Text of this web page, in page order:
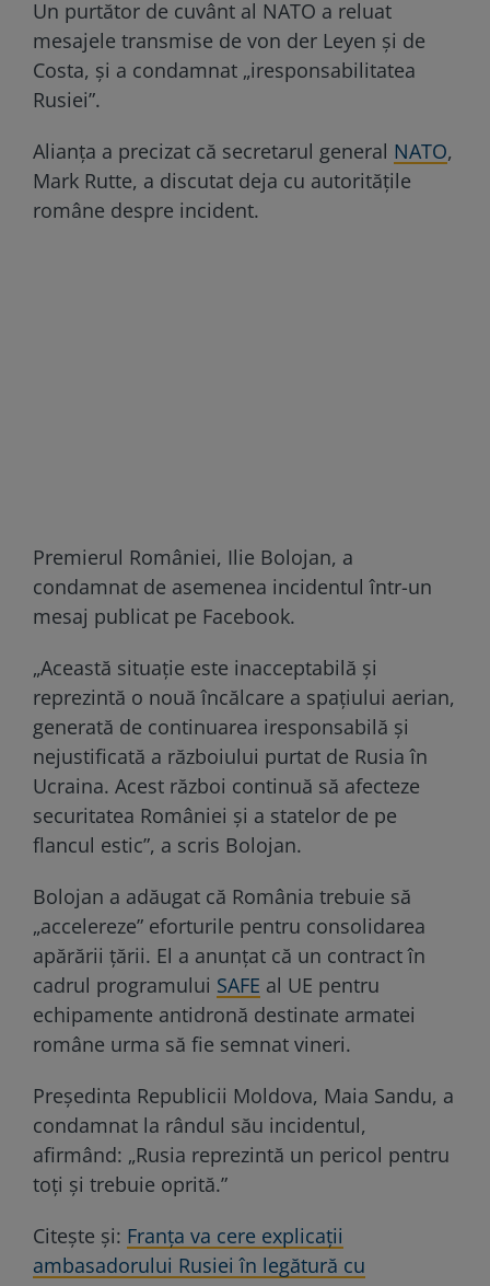
Un purtător de cuvânt al NATO a reluat
mesajele transmise de von der Leyen și de
Costa, și a condamnat „iresponsabilitatea
Rusiei”.
Alianța a precizat că secretarul general NATO,
Mark Rutte, a discutat deja cu autoritățile
române despre incident.
Premierul României, Ilie Bolojan, a
condamnat de asemenea incidentul într-un
mesaj publicat pe Facebook.
„Această situație este inacceptabilă și
reprezintă o nouă încălcare a spațiului aerian,
generată de continuarea iresponsabilă și
nejustificată a războiului purtat de Rusia în
Ucraina. Acest război continuă să afecteze
securitatea României și a statelor de pe
flancul estic”, a scris Bolojan.
Bolojan a adăugat că România trebuie să
„accelereze” eforturile pentru consolidarea
apărării țării. El a anunțat că un contract în
cadrul programului SAFE al UE pentru
echipamente antidronă destinate armatei
române urma să fie semnat vineri.
Președinta Republicii Moldova, Maia Sandu, a
condamnat la rândul său incidentul,
afirmând: „Rusia reprezintă un pericol pentru
toți și trebuie oprită.”
Citește și: Franța va cere explicații
ambasadorului Rusiei în legătură cu